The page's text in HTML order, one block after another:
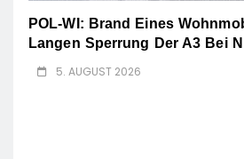
POL-WI: Brand Eines
Langen Sperrung Der A3 Bei
5. AUGUST 2026